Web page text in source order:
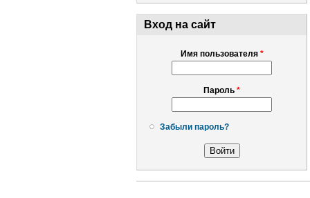
Вход на сайт
Имя пользователя *
Пароль *
Забыли пароль?